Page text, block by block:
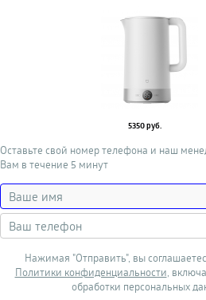
5350 руб.
Оставьте свой номер телефона и наш
Вам в течение 5 минут
Нажимая "Отправить", вы
Политики конфиденциальности,
обработки персональных